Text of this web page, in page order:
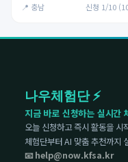
📍 충남 신청 1/10
나우체험단 ⚡
지금 바로 신청하는 실시간
오늘 신청하고 즉시 활동을 시
체험단부터 AI 맞춤 추천까지
📧 help@now.kfsa.kr